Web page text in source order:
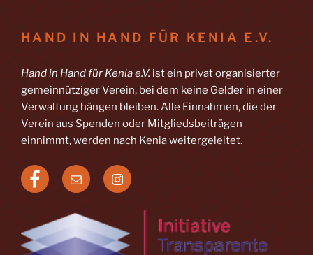
HAND IN HAND FÜR KENIA E.V.
Hand in Hand für Kenia e.V. ist ein privat organisierter
gemeinnütziger Verein, bei dem keine Gelder in einer
Verwaltung hängen bleiben. Alle Einnahmen, die der
Verein aus Spenden oder Mitgliedsbeiträgen
einnimmt, werden nach Kenia weitergeleitet.
Facebook
E-
Mail
Instagram